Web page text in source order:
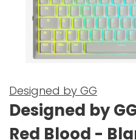
Designed by GG
Designed by
Red Blood -